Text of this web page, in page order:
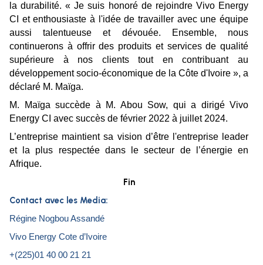
la durabilité. « Je suis honoré de rejoindre Vivo Energy
CI et enthousiaste à l'idée de travailler avec une équipe
aussi talentueuse et dévouée. Ensemble, nous
continuerons à offrir des produits et services de qualité
supérieure à nos clients tout en contribuant au
développement socio-économique de la Côte d'Ivoire », a
déclaré M. Maïga.
M. Maïga succède à M. Abou Sow, qui a dirigé Vivo
Energy CI avec succès de février 2022 à juillet 2024.
L’entreprise maintient sa vision d’être l'entreprise leader
et la plus respectée dans le secteur de l’énergie en
Afrique.
Fin
Contact avec les Media:
Régine Nogbou Assandé
Vivo Energy Cote d’Ivoire
+(225)01 40 00 21 21